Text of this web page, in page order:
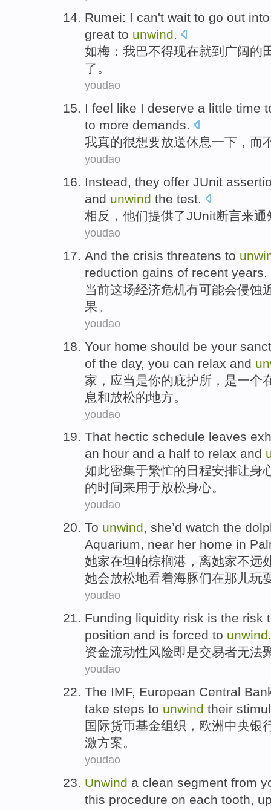
Rumei: I can't wait to go out into
great to unwind.
如梅 ： 我巴不得现在就到 广阔的
了。
youdao
I feel like I deserve a little time
to more demands.
我真的很想要放送休息一下， 而
youdao
Instead, they offer JUnit
and unwind the test.
相反 ， 他们提供了JUnit断言来通
youdao
And the crisis threatens to
reduction gains of recent years.
当前这场经济危机有可能会侵蚀
果。
youdao
Your home should be your
of the day, you can relax and
家 ， 应当是你的庇护所 ，是一个
息和放松的地方。
youdao
That hectic schedule leaves
an hour and a half to relax and
如此密集于繁忙的 日程安排让身
的时间来用于放松身心。
youdao
To unwind, she’d watch the
Aquarium, near her home in
她家在坦帕棕榈港 ， 离她家不远
她会放松地看着海豚们在那儿玩
youdao
Funding liquidity risk is the risk
position and is forced to unwind.
资金流动性风险即是交易者无法
youdao
The IMF, European Central
take steps to unwind their
国际货币基金组织， 欧洲 中央银
激方案。
youdao
Unwind a clean segment from
this procedure on each tooth